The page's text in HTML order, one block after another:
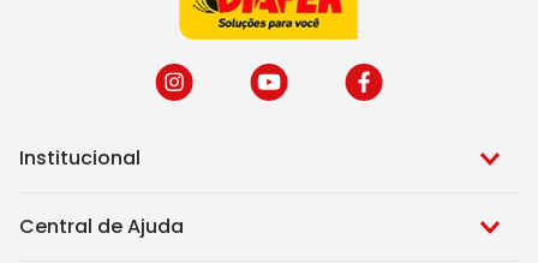
Institucional
Central de Ajuda